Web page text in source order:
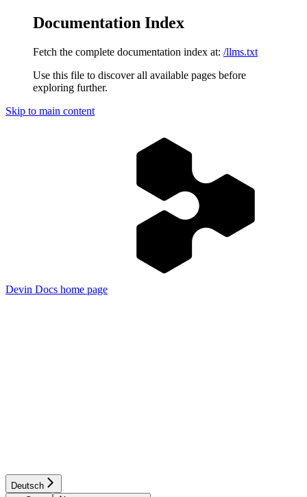
Documentation Index
Fetch the complete documentation index at: /llms.txt
Use this file to discover all available pages before
exploring further.
Skip to main content
Devin Docs home page
Deutsch